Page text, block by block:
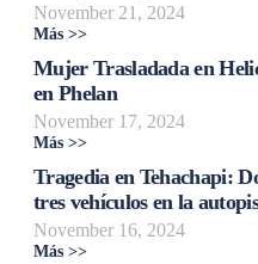
November 21, 2024
Más >>
Mujer Trasladada en
en Phelan
November 17, 2024
Más >>
Tragedia en Tehachapi:
tres vehículos en la
November 16, 2024
Más >>